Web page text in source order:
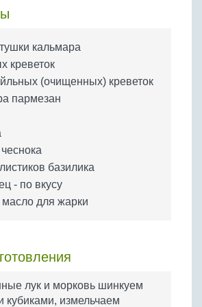
кальмара
креветок
(очищенных) креветок
пармезан
базилика
- по вкусу
для жарки
лук и морковь шинкуем
кубиками, измельчаем